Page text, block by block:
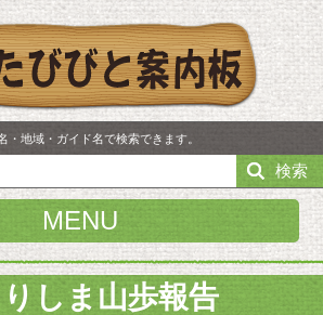
・地域・ガイド名で検索できます。
検索
MENU
しま山歩報告